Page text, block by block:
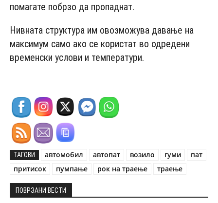
помагате побрзо да пропаднат.
Нивната структура им овозможува давање на
максимум само ако се користат во одредени
временски услови и температури.
ТАГОВИ автомобил автопат возило гуми
пат
притисок
пумпање рок на траење траење
ПОВРЗАНИ ВЕСТИ